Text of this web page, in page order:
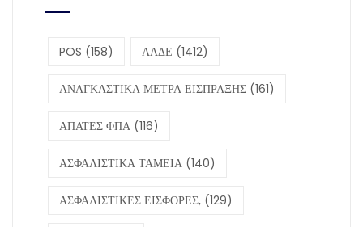
POS (158) ΑΑΔΕ (1412)
ΑΝΑΓΚΑΣΤΙΚΑ ΜΕΤΡΑ ΕΙΣΠΡΑΞΗΣ (161)
ΑΠΑΤΕΣ ΦΠΑ (116)
ΑΣΦΑΛΙΣΤΙΚΑ ΤΑΜΕΙΑ (140)
ΑΣΦΑΛΙΣΤΙΚΕΣ ΕΙΣΦΟΡΕΣ, (129)